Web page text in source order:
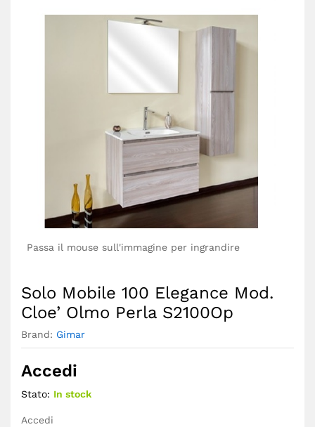
Passa il mouse sull'immagine per ingrandire
Solo Mobile 100 Elegance Mod.
Cloe’ Olmo Perla S2100Op
Brand: Gimar
Accedi
Stato: In stock
Accedi